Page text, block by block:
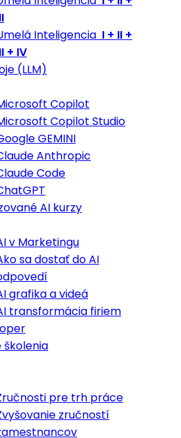
Inteligencia I + II +
+ IV
(LLM)
Copilot
Copilot Studio
GEMINI
Anthropic
Code
AI kurzy
v Marketingu
sa dostať do AI
grafika a videá
transformácia firiem
školenia
pre trh práce
zručností